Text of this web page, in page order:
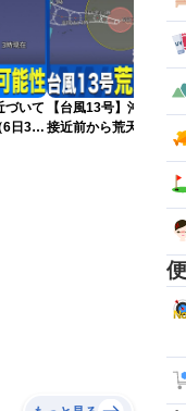
づいて
日3時
【台風13号】沖縄・
接近前から荒天のおそ